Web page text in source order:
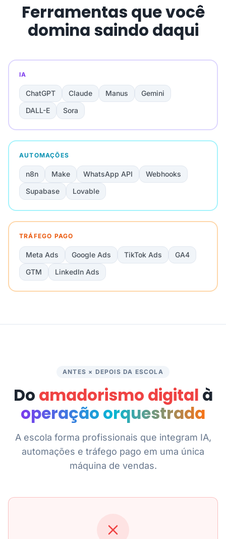
Ferramentas que você
domina saindo daqui
IA
ChatGPT Claude Manus
Gemini
DALL-E
Sora
AUTOMAÇÕES
n8n Make WhatsApp API
Webhooks
Supabase
Lovable
TRÁFEGO PAGO
Meta Ads Google Ads TikTok Ads
GA4
GTM
LinkedIn Ads
ANTES × DEPOIS DA ESCOLA
Do amadorismo digital à
operação orquestrada
A escola forma profissionais que integram IA,
automações e tráfego pago em uma única
máquina de vendas.